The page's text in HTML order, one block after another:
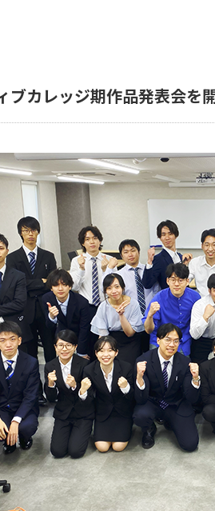
ブカレッジ期作品発表会を